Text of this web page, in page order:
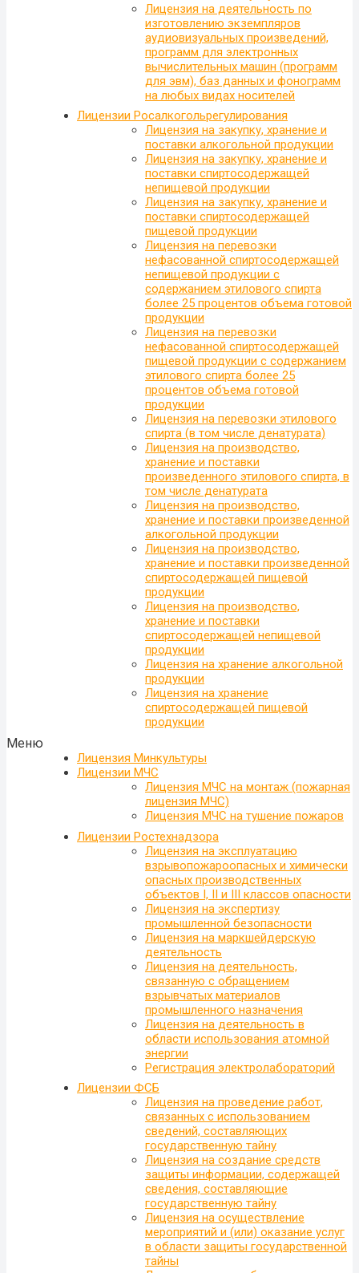
Лицензия на деятельность по
изготовлению экземпляров
аудиовизуальных произведений,
программ для электронных
вычислительных машин (программ
для эвм), баз данных и фонограмм
на любых видах носителей
Лицензии Росалкогольрегулирования
Лицензия на закупку, хранение и
поставки алкогольной продукции
Лицензия на закупку, хранение и
поставки спиртосодержащей
непищевой продукции
Лицензия на закупку, хранение и
поставки спиртосодержащей
пищевой продукции
Лицензия на перевозки
нефасованной спиртосодержащей
непищевой продукции с
содержанием этилового спирта
более 25 процентов объема готовой
продукции
Лицензия на перевозки
нефасованной спиртосодержащей
пищевой продукции с содержанием
этилового спирта более 25
процентов объема готовой
продукции
Лицензия на перевозки этилового
спирта (в том числе денатурата)
Лицензия на производство,
хранение и поставки
произведенного этилового спирта, в
том числе денатурата
Лицензия на производство,
хранение и поставки произведенной
алкогольной продукции
Лицензия на производство,
хранение и поставки произведенной
спиртосодержащей пищевой
продукции
Лицензия на производство,
хранение и поставки
спиртосодержащей непищевой
продукции
Лицензия на хранение алкогольной
продукции
Лицензия на хранение
спиртосодержащей пищевой
продукции
Меню
Лицензия Минкультуры
Лицензии МЧС
Лицензия МЧС на монтаж (пожарная
лицензия МЧС)
Лицензия МЧС на тушение пожаров
Лицензии Ростехнадзора
Лицензия на эксплуатацию
взрывопожароопасных и химически
опасных производственных
объектов I, II и III классов опасности
Лицензия на экспертизу
промышленной безопасности
Лицензия на маркшейдерскую
деятельность
Лицензия на деятельность,
связанную с обращением
взрывчатых материалов
промышленного назначения
Лицензия на деятельность в
области использования атомной
энергии
Регистрация электролабораторий
Лицензии ФСБ
Лицензия на проведение работ,
связанных с использованием
сведений, составляющих
государственную тайну
Лицензия на создание средств
защиты информации, содержащей
сведения, составляющие
государственную тайну
Лицензия на осуществление
мероприятий и (или) оказание услуг
в области защиты государственной
тайны